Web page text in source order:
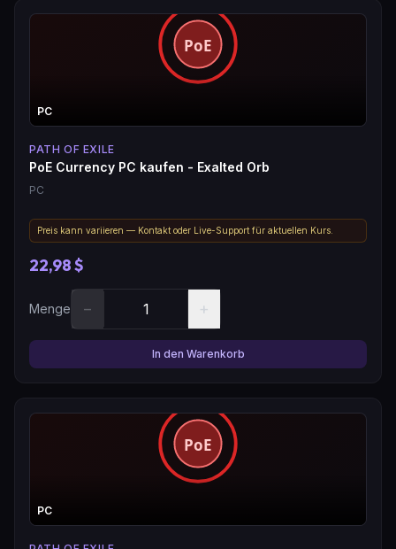
PC
PATH OF EXILE
PoE Currency PC kaufen - Exalted Orb
PC
Preis kann variieren — Kontakt oder Live-Support für aktuellen Kurs.
22,98 $
Menge − +
In den Warenkorb
PC